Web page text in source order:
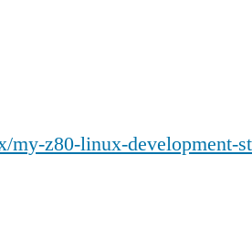
my-z80-linux-development-